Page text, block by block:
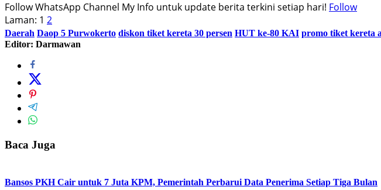
Follow WhatsApp Channel My Info untuk update berita terkini setiap hari! Follow
Laman: 1 2
Daerah Daop 5 Purwokerto diskon tiket kereta 30 persen HUT ke-80 KAI promo tiket kereta
Editor: Darmawan
Baca Juga
Bansos PKH Cair untuk 7 Juta KPM, Pemerintah Perbarui Data Penerima Setiap Tiga Bulan